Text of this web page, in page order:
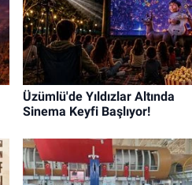
Üzümlü'de Yıldızlar Altında
Sinema Keyfi Başlıyor!